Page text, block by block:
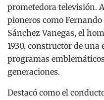
prometedora televisión.
pioneros como Fernando
Sánchez Vanegas, el
1930, constructor de una
programas
generaciones.
Destacó como el